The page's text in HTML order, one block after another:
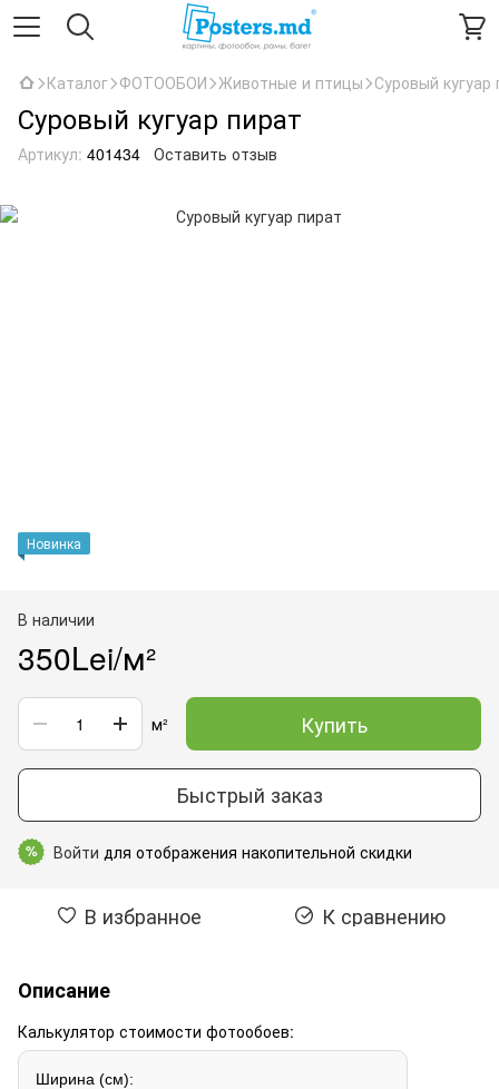
Каталог ФОТООБОИ Животные и птицы Суровый кугуар
Суровый кугуар пират
Артикул: 401434 Оставить отзыв
Новинка
В наличии
350Lei/м²
м² Купить
Быстрый заказ
% Войти для отображения накопительной скидки
В избранное К сравнению
Описание
Калькулятор стоимости фотообоев:
Ширина (см):